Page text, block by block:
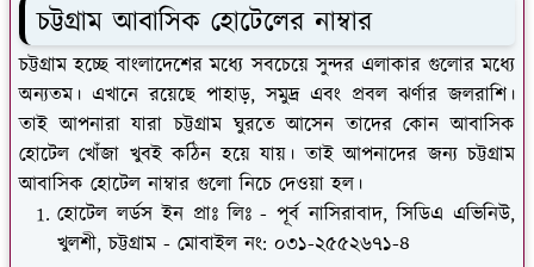
চট্টগ্রাম আবাসিক হোটেলের নাম্বার
চট্টগ্রাম হচ্ছে বাংলাদেশের মধ্যে সবচেয়ে সুন্দর এলাকার গুলোর মধ্যে
অন্যতম। এখানে রয়েছে পাহাড়, সমুদ্র এবং প্রবল ঝর্ণার জলরাশি।
তাই আপনারা যারা চট্টগ্রাম ঘুরতে আসেন তাদের কোন আবাসিক
হোটেল খোঁজা খুবই কঠিন হয়ে যায়। তাই আপনাদের জন্য চট্টগ্রাম
আবাসিক হোটেল নাম্বার গুলো নিচে দেওয়া হল।
হোটেল লর্ডস ইন প্রাঃ লিঃ - পূর্ব নাসিরাবাদ, সিডিএ এভিনিউ,
খুলশী, চট্টগ্রাম - মোবাইল নং: ০৩১-২৫৫২৬৭১-৪